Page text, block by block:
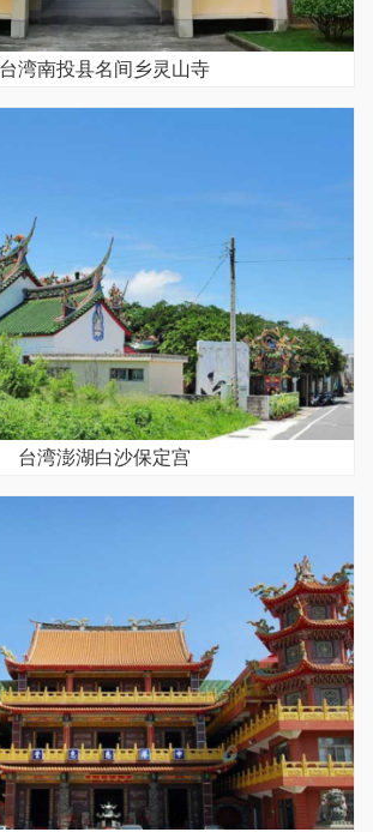
台湾南投县名间乡灵山寺
台湾澎湖白沙保定宫